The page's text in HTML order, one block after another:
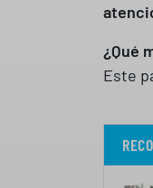
¿Qué
Este